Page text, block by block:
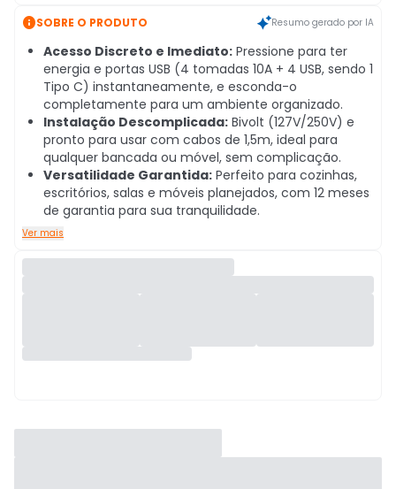
SOBRE O PRODUTO Resumo gerado por IA
Acesso Discreto e Imediato: Pressione para ter
energia e portas USB (4 tomadas 10A + 4 USB, sendo 1
Tipo C) instantaneamente, e esconda-o
completamente para um ambiente organizado.
Instalação Descomplicada: Bivolt (127V/250V) e
pronto para usar com cabos de 1,5m, ideal para
qualquer bancada ou móvel, sem complicação.
Versatilidade Garantida: Perfeito para cozinhas,
escritórios, salas e móveis planejados, com 12 meses
de garantia para sua tranquilidade.
Ver mais